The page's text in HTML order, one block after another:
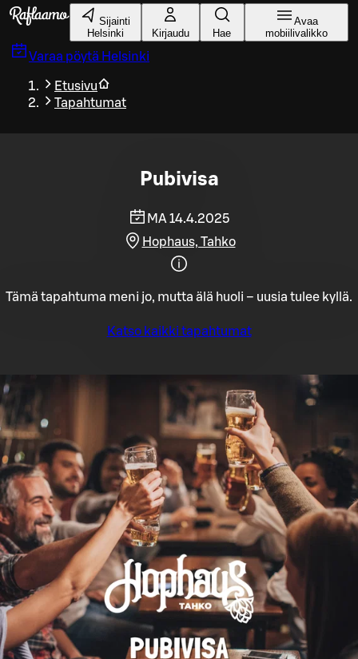
Siirry pääsisältöön
Sijainti
Helsinki
Kirjaudu Hae
Avaa
mobiilivalikko
Varaa pöytä Helsinki
Etusivu
Tapahtumat
Pubivisa
MA 14.4.2025
Hophaus, Tahko
Tämä tapahtuma meni jo, mutta älä huoli – uusia tulee kyllä.
Katso kaikki tapahtumat